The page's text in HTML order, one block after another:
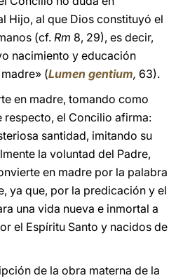
Hijo, al que Dios constituyó el
(cf. Rm 8, 29), es decir,
nacimiento y educación
(Lumen gentium, 63).
en madre, tomando como
respecto, el Concilio afirma:
santidad, imitando su
la voluntad del Padre,
en madre por la palabra
ya que, por la predicación y el
una vida nueva e inmortal a
el Espíritu Santo y nacidos de
de la obra materna de la